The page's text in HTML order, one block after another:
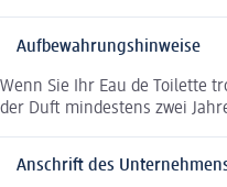
Aufbewahrungshinweise
Wenn Sie Ihr Eau de Toilette
der Duft mindestens zwei
Anschrift des